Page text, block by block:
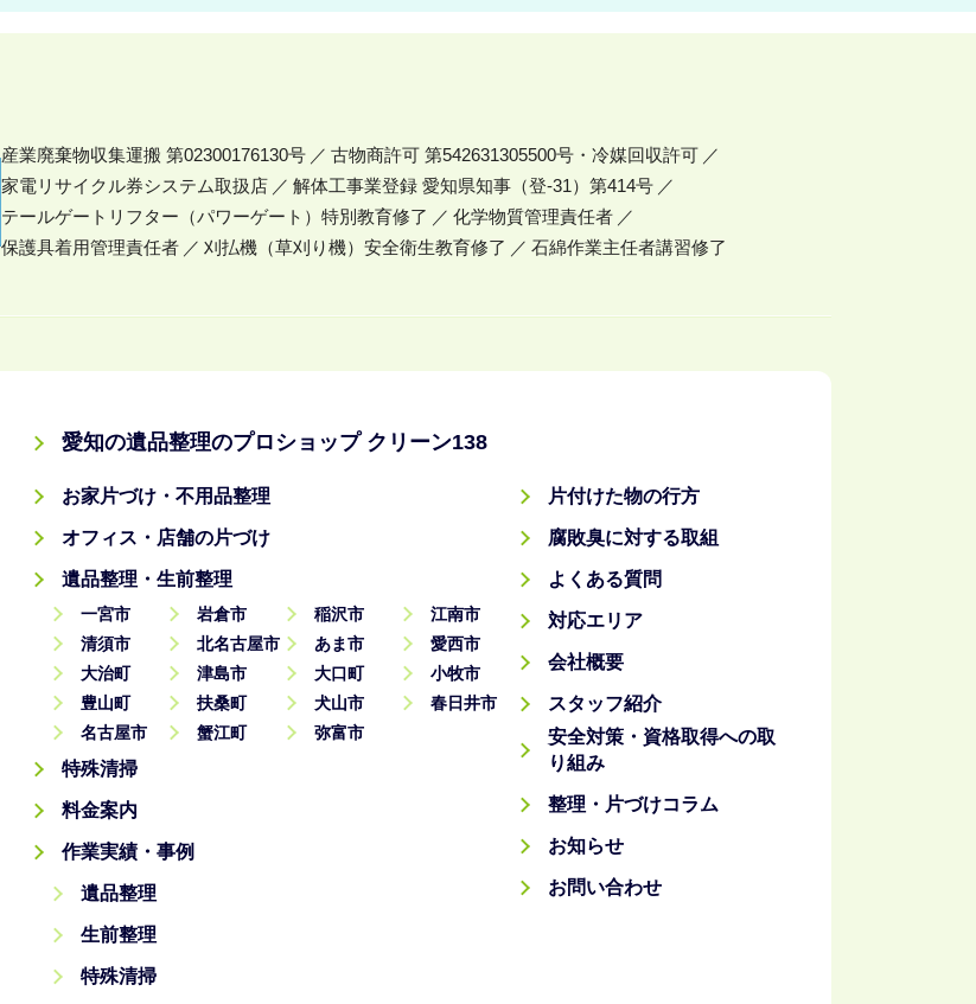
産業廃棄物収集運搬 第02300176130号
古物商許可 第542631305500号・冷媒回収許可
家電リサイクル券システム取扱店
解体工事業登録 愛知県知事（登-31）第414号
テールゲートリフター（パワーゲート）特別教育修了
化学物質管理責任者
保護具着用管理責任者
刈払機（草刈り機）安全衛生教育修了 石綿作業主任者講習修了
愛知の遺品整理のプロショップ クリーン138
お家片づけ・不用品整理
オフィス・店舗の片づけ
遺品整理・生前整理
一宮市 岩倉市 稲沢市
江南市
清須市
北名古屋市 あま市
愛西市
大治町
津島市 大口町
小牧市
豊山町
扶桑町 犬山市
春日井市
名古屋市
蟹江町 弥富市
特殊清掃
料金案内
作業実績・事例
遺品整理
生前整理
特殊清掃
片付けた物の行方
腐敗臭に対する取組
よくある質問
対応エリア
会社概要
スタッフ紹介
安全対策・資格取得への取
り組み
整理・片づけコラム
お知らせ
お問い合わせ